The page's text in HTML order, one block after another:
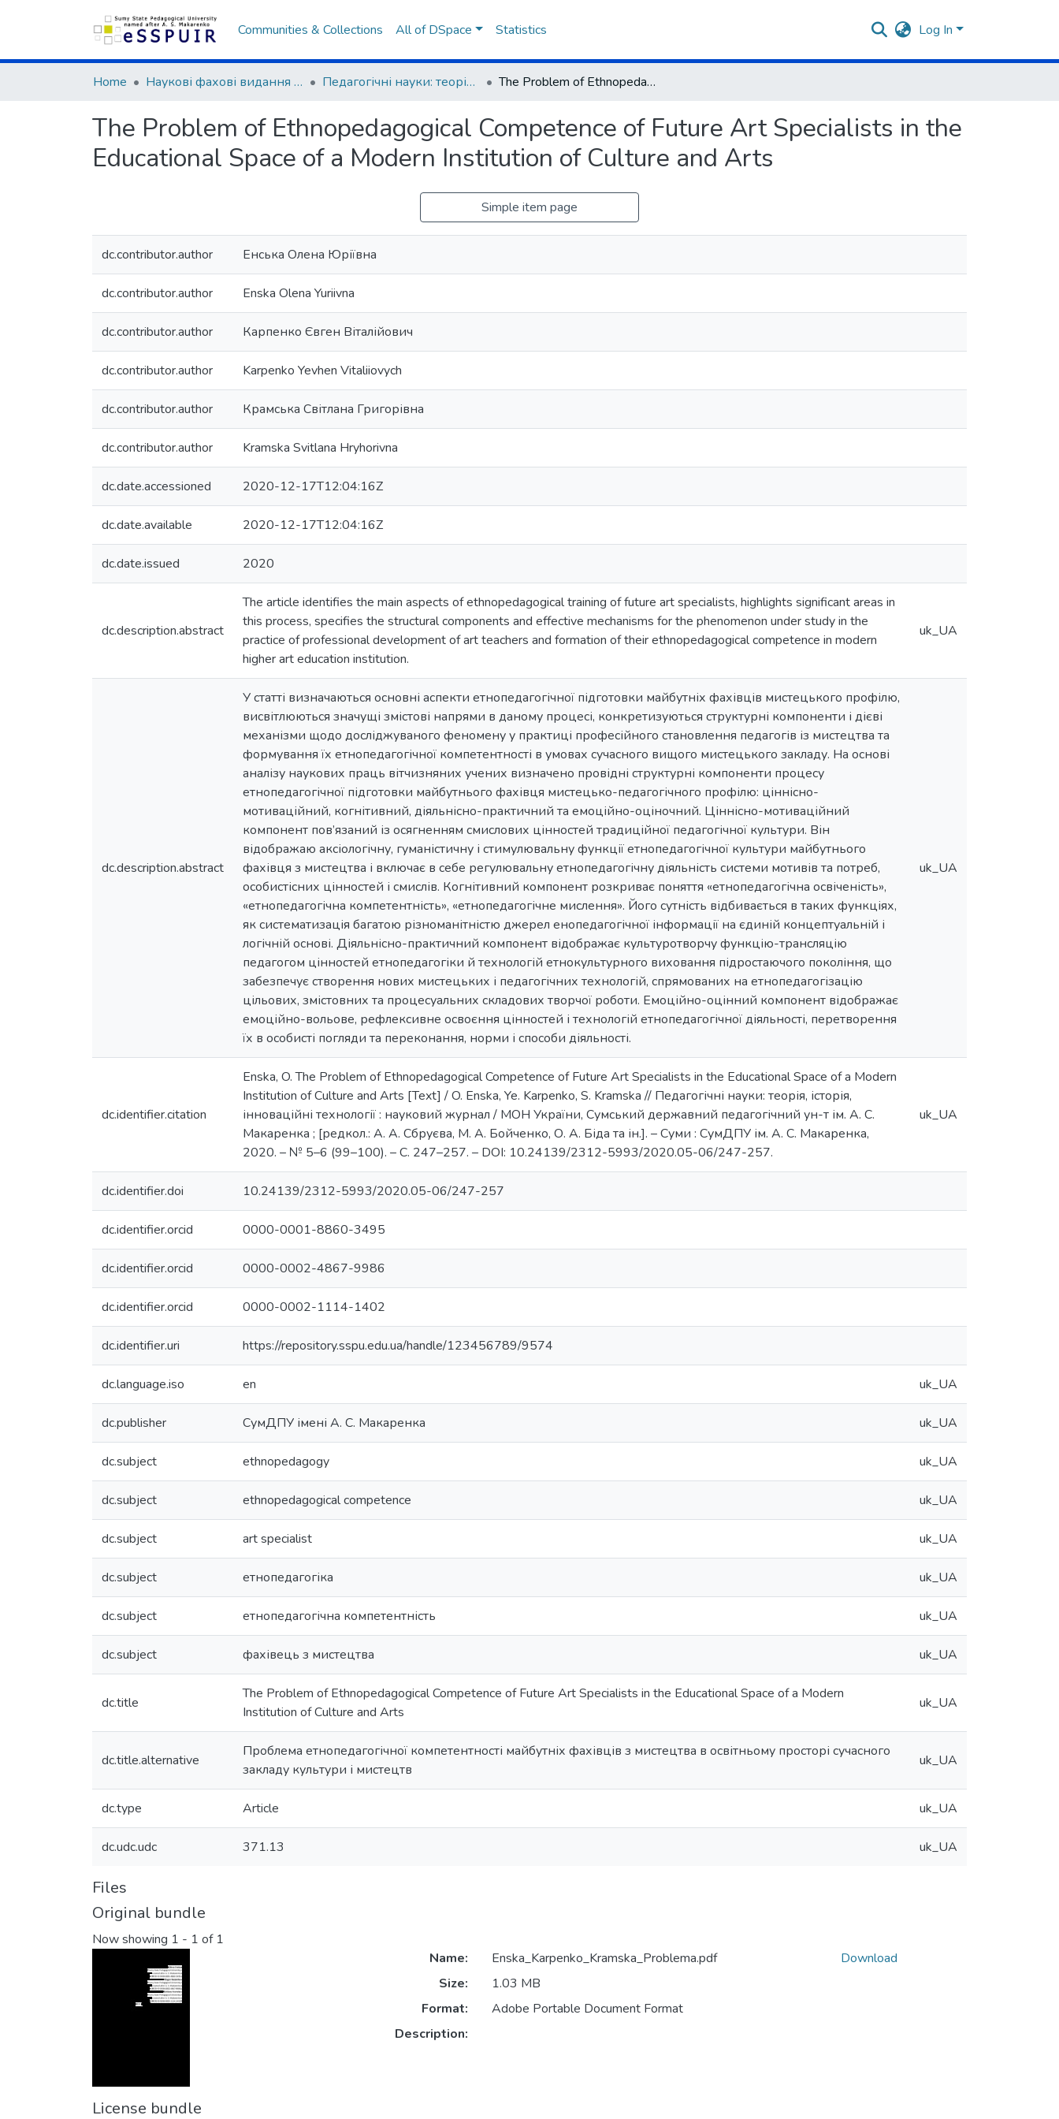
Communities & Collections All of DSpace Statistics Log In
Home Наукові фахові видання СумДПУ Педагогічні науки: теорія, історія, інноваційні технології The Problem of Ethnopedagogical Competence of Future Art Specialists in the Educational Space of a Modern Institution of Culture and Arts
The Problem of Ethnopedagogical Competence of Future Art Specialists in the
Educational Space of a Modern Institution of Culture and Arts
Simple item page
dc.contributor.author Енська Олена Юріївна
dc.contributor.author Enska Olena Yuriivna
dc.contributor.author Карпенко Євген Віталійович
dc.contributor.author Karpenko Yevhen Vitaliiovych
dc.contributor.author Крамська Світлана Григорівна
dc.contributor.author Kramska Svitlana Hryhorivna
dc.date.accessioned 2020-12-17T12:04:16Z
dc.date.available 2020-12-17T12:04:16Z
dc.date.issued 2020
dc.description.abstract
The article identifies the main aspects of ethnopedagogical training of future art specialists, highlights significant areas in
this process, specifies the structural components and effective mechanisms for the phenomenon under study in the
practice of professional development of art teachers and formation of their ethnopedagogical competence in modern
higher art education institution.
uk_UA
dc.description.abstract
У статті визначаються основні аспекти етнопедагогічної підготовки майбутніх фахівців мистецького профілю,
висвітлюються значущі змістові напрями в даному процесі, конкретизуються структурні компоненти і дієві
механізми щодо досліджуваного феномену у практиці професійного становлення педагогів із мистецтва та
формування їх етнопедагогічної компетентності в умовах сучасного вищого мистецького закладу. На основі
аналізу наукових праць вітчизняних учених визначено провідні структурні компоненти процесу
етнопедагогічної підготовки майбутнього фахівця мистецько-педагогічного профілю: ціннісно-
мотиваційний, когнітивний, діяльнісно-практичний та емоційно-оціночний. Ціннісно-мотиваційний
компонент пов’язаний із осягненням смислових цінностей традиційної педагогічної культури. Він
відображаю аксіологічну, гуманістичну і стимулювальну функції етнопедагогічної культури майбутнього
фахівця з мистецтва і включає в себе регулювальну етнопедагогічну діяльність системи мотивів та потреб,
особистісних цінностей і смислів. Когнітивний компонент розкриває поняття «етнопедагогічна освіченість»,
«етнопедагогічна компетентність», «етнопедагогічне мислення». Його сутність відбивається в таких функціях,
як систематизація багатою різноманітністю джерел енопедагогічної інформації на єдиній концептуальній і
логічній основі. Діяльнісно-практичний компонент відображає культуротворчу функцію-трансляцію
педагогом цінностей етнопедагогіки й технологій етнокультурного виховання підростаючого покоління, що
забезпечує створення нових мистецьких і педагогічних технологій, спрямованих на етнопедагогізацію
цільових, змістовних та процесуальних складових творчої роботи. Емоційно-оцінний компонент відображає
емоційно-вольове, рефлексивне освоєння цінностей і технологій етнопедагогічної діяльності, перетворення
їх в особисті погляди та переконання, норми і способи діяльності.
uk_UA
dc.identifier.citation
Enska, O. The Problem of Ethnopedagogical Competence of Future Art Specialists in the Educational Space of a Modern
Institution of Culture and Arts [Text] / O. Enska, Ye. Karpenko, S. Kramska // Педагогічні науки: теорія, історія,
інноваційні технології : науковий журнал / МОН України, Сумський державний педагогічний ун-т ім. А. С.
Макаренка ; [редкол.: А. А. Сбруєва, М. А. Бойченко, О. А. Біда та ін.]. – Суми : СумДПУ ім. А. С. Макаренка,
2020. – № 5–6 (99–100). – С. 247–257. – DOI: 10.24139/2312-5993/2020.05-06/247-257.
uk_UA
dc.identifier.doi 10.24139/2312-5993/2020.05-06/247-257
dc.identifier.orcid 0000-0001-8860-3495
dc.identifier.orcid 0000-0002-4867-9986
dc.identifier.orcid 0000-0002-1114-1402
dc.identifier.uri https://repository.sspu.edu.ua/handle/123456789/9574
dc.language.iso en uk_UA
dc.publisher СумДПУ імені А. С. Макаренка uk_UA
dc.subject ethnopedagogy uk_UA
dc.subject ethnopedagogical competence uk_UA
dc.subject art specialist uk_UA
dc.subject етнопедагогіка uk_UA
dc.subject етнопедагогічна компетентність uk_UA
dc.subject фахівець з мистецтва uk_UA
dc.title
The Problem of Ethnopedagogical Competence of Future Art Specialists in the Educational Space of a Modern
Institution of Culture and Arts
uk_UA
dc.title.alternative
Проблема етнопедагогічної компетентності майбутніх фахівців з мистецтва в освітньому просторі сучасного
закладу культури і мистецтв
uk_UA
dc.type Article uk_UA
dc.udc.udc 371.13 uk_UA
Files
Original bundle
Now showing 1 - 1 of 1
Name:
Enska_Karpenko_Kramska_Problema.pdf
Size:
1.03 MB
Format:
Adobe Portable Document Format
Description:
Download
License bundle